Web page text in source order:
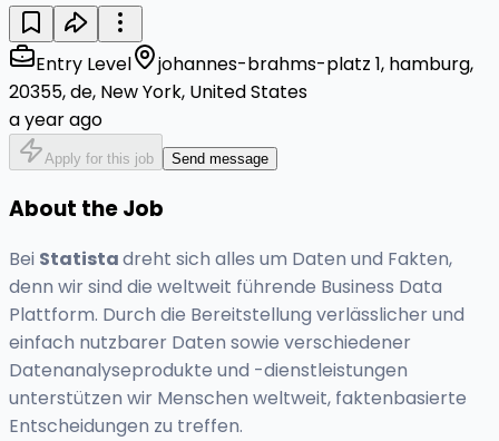
Entry Level
johannes-brahms-platz 1, hamburg,
20355, de, New York, United States
a year ago
Apply for this job Send message
About the Job
Bei Statistadreht sich alles um Daten und Fakten,
denn wir sind die weltweit führende Business Data
Plattform. Durch die Bereitstellung verlässlicher und
einfach nutzbarer Daten sowie verschiedener
Datenanalyseprodukte und -dienstleistungen
unterstützen wir Menschen weltweit, faktenbasierte
Entscheidungen zu treffen.